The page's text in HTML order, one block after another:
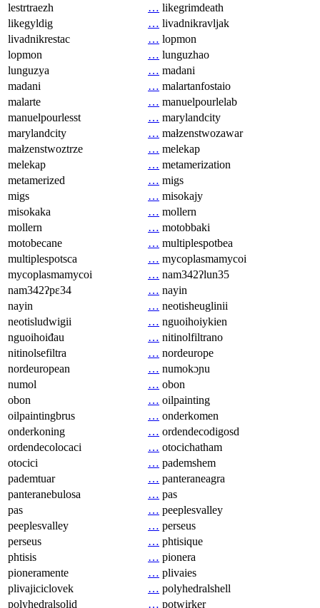
lestrtraezh
… likegrimdeath
likegyldig
… livadnikravljak
livadnikrestac
… lopmon
lopmon
… lunguzhao
lunguzya
… madani
madani
… malartanfostaio
malarte
… manuelpourlelab
manuelpourlesst
… marylandcity
marylandcity
… małzenstwozawar
małzenstwoztrze
… melekap
melekap
… metamerization
metamerized
… migs
migs
… misokajy
misokaka
… mollern
mollern
… motobbaki
motobecane
… multiplespotbea
multiplespotsca
… mycoplasmamycoi
mycoplasmamycoi
… nam342ʔlun35
nam342ʔpɛ34
… nayin
nayin
… neotisheuglinii
neotisludwigii
… nguoihoiykien
nguoihoiđau
… nitinolfiltrano
nitinolsefiltra
… nordeurope
nordeuropean
… numokɔɲu
numol
… obon
obon
… oilpainting
oilpaintingbrus
… onderkomen
onderkoning
… ordendecodigosd
ordendecolocaci
… otocichatham
otocici
… pademshem
pademtuar
… panteraneagra
panteranebulosa
… pas
pas
… peeplesvalley
peeplesvalley
… perseus
perseus
… phtisique
phtisis
… pionera
pioneramente
… plivaies
plivajiciclovek
… polyhedralshell
polyhedralsolid
… potwirker